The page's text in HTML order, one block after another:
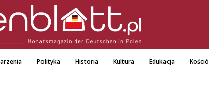
Polityka Historia Kultura Edukacja